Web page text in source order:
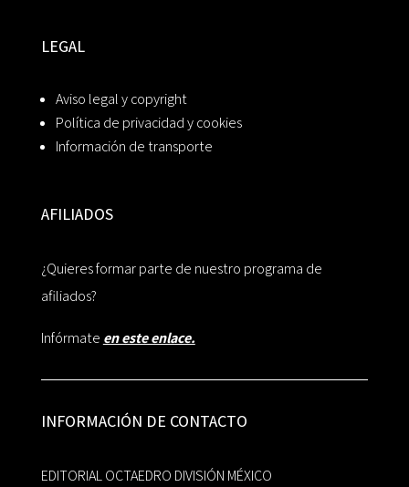
LEGAL
Aviso legal y copyright
Política de privacidad y cookies
Información de transporte
AFILIADOS
¿Quieres formar parte de nuestro programa de
afiliados?
Infórmate en este enlace.
INFORMACIÓN DE CONTACTO
EDITORIAL OCTAEDRO DIVISIÓN MÉXICO